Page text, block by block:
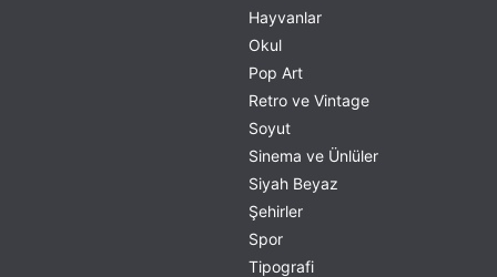
Hayvanlar
Okul
Pop Art
Retro ve Vintage
Soyut
Sinema ve Ünlüler
Siyah Beyaz
Şehirler
Spor
Tipografi